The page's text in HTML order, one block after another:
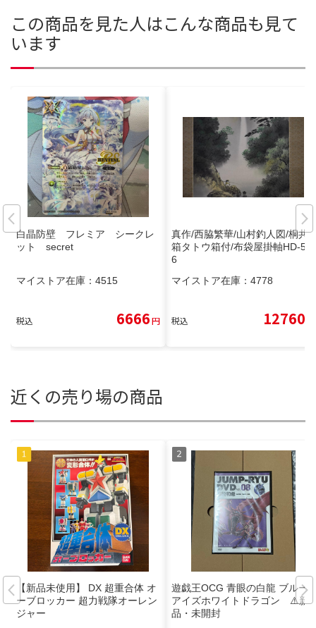
この商品を見た人はこんな商品も見て
います
白晶防壁 フレミア シークレ
ット secret
マイストア在庫： 4515
税込 6666円
真作/西脇繁華/山村釣人図/桐共
箱タトウ箱付/布袋屋掛軸HD-52
6
マイストア在庫： 4778
税込 12760
近くの売り場の商品
【新品未使用】 DX 超重合体 オ
ーブロッカー 超力戦隊オーレン
ジャー
遊戯王OCG 青眼の白龍 ブルー
アイズホワイトドラゴン ⚠️新
品・未開封